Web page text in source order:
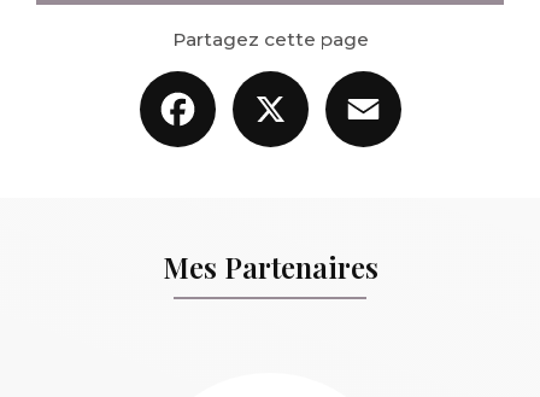
Partagez cette page
Facebook
Mes Partenaires